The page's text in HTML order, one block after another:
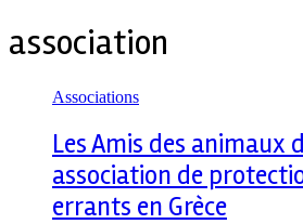
association
Associations
Les Amis des animaux
association de
errants en Grèce